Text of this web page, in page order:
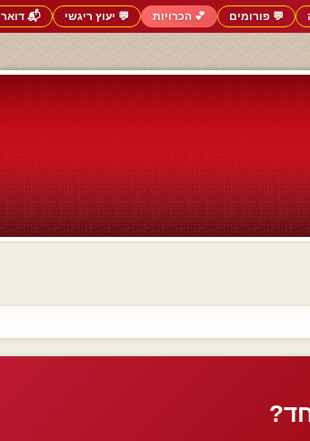
💬 פורומים 💕 הכרויות 💬 יעוץ ריגשי 📬 דואר